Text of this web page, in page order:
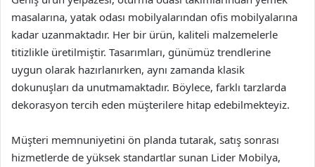
masalarına, yatak odası mobilyalarından ofis mobilyalarına
kadar uzanmaktadır. Her bir ürün, kaliteli malzemelerle
titizlikle üretilmiştir. Tasarımları, günümüz trendlerine
uygun olarak hazırlanırken, aynı zamanda klasik
dokunuşları da unutmamaktadır. Böylece, farklı tarzlarda
dekorasyon tercih eden müşterilere hitap edebilmekteyiz.
Müşteri memnuniyetini ön planda tutarak, satış sonrası
hizmetlerde de yüksek standartlar sunan Lider Mobilya,